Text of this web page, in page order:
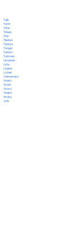
Tajik
Tamil
Tatar
Telugu
Thai
Tibetan
Tigrinya
Tongan
Turkish
Turkmen
Ukrainian
Urdu
Uyghur
Uzbek
Vietnamese
Welsh
Wolof
Xhosa
Yiddish
Yoruba
Zulu